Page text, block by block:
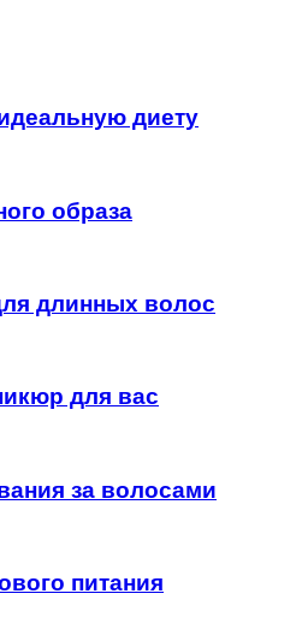
диету
образа
длинных волос
для вас
за волосами
питания